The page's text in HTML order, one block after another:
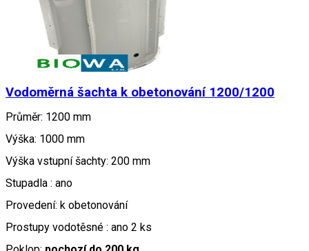
Vodoměrná šachta k obetonování 1200/1200
Průměr: 1200 mm
Výška: 1000 mm
Výška vstupní šachty: 200 mm
Stupadla : ano
Provedení: k obetonování
Prostupy vodotěsné : ano 2 ks